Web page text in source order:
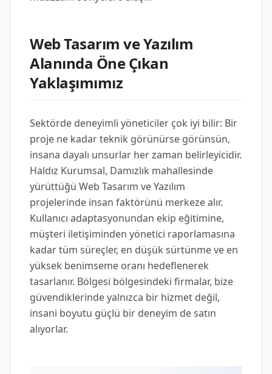
Web Tasarım ve Yazılım
Alanında Öne Çıkan
Yaklaşımımız
Sektörde deneyimli yöneticiler çok iyi bilir: Bir
proje ne kadar teknik görünürse görünsün,
insana dayalı unsurlar her zaman belirleyicidir.
Haldız Kurumsal, Damızlık mahallesinde
yürüttüğü Web Tasarım ve Yazılım
projelerinde insan faktörünü merkeze alır.
Kullanıcı adaptasyonundan ekip eğitimine,
müşteri iletişiminden yönetici raporlamasına
kadar tüm süreçler, en düşük sürtünme ve en
yüksek benimseme oranı hedeflenerek
tasarlanır. Bölgesi bölgesindeki firmalar, bize
güvendiklerinde yalnızca bir hizmet değil,
insani boyutu güçlü bir deneyim de satın
alıyorlar.